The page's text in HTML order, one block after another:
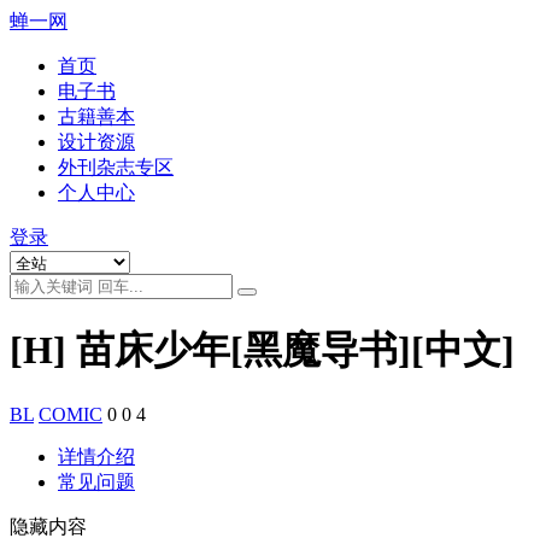
蝉一网
首页
电子书
古籍善本
设计资源
外刊杂志专区
个人中心
登录
[H] 苗床少年[黑魔导书][中文]
BL COMIC 0 0 4
详情介绍
常见问题
隐藏内容